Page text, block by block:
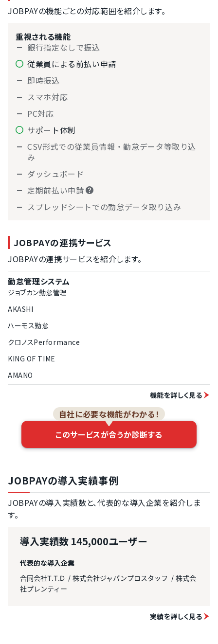
JOBPAYの機能ごとの対応範囲を紹介します。
重視される機能
銀行指定なしで振込
従業員による前払い申請
即時振込
スマホ対応
PC対応
サポート体制
CSV形式での従業員情報・勤怠データ等取り込
み
ダッシュボード
定期前払い申請
スプレッドシートでの勤怠データ取り込み
JOBPAYの連携サービス
JOBPAYの連携サービスを紹介します。
勤怠管理システム
ジョブカン勤怠管理
AKASHI
ハーモス勤怠
クロノスPerformance
KING OF TIME
AMANO
機能を詳しく見る
自社に必要な機能がわかる！
このサービスが合うか診断する
JOBPAYの導入実績事例
JOBPAYの導入実績数と、代表的な導入企業を紹介しま
す。
導入実績数 145,000ユーザー
代表的な導入企業
合同会社T.T.D 株式会社ジャパンプロスタッフ
株式会
社プレンティー
実績を詳しく見る